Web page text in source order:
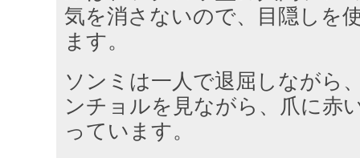
気を消さないので、目隠しを
ます。
ソンミは一人で退屈しながら
ンチョルを見ながら、爪に赤
っています。